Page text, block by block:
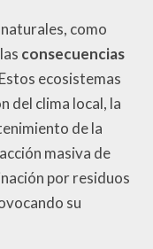
como
consecuencias
ecosistemas
del clima local, la
de la
masiva de
por residuos
su